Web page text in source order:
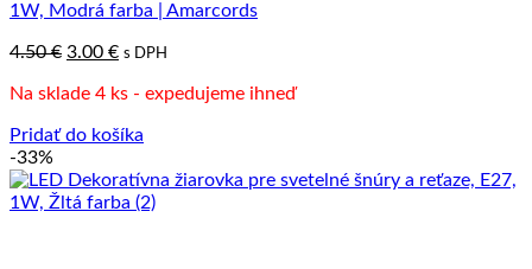
1W, Modrá farba | Amarcords
4.50€ Pôvodná
bola:
3.00 €Aktuálna
je:
s DPH
Na sklade 4 ks - expedujeme ihneď
Pridať do košíka
-33%